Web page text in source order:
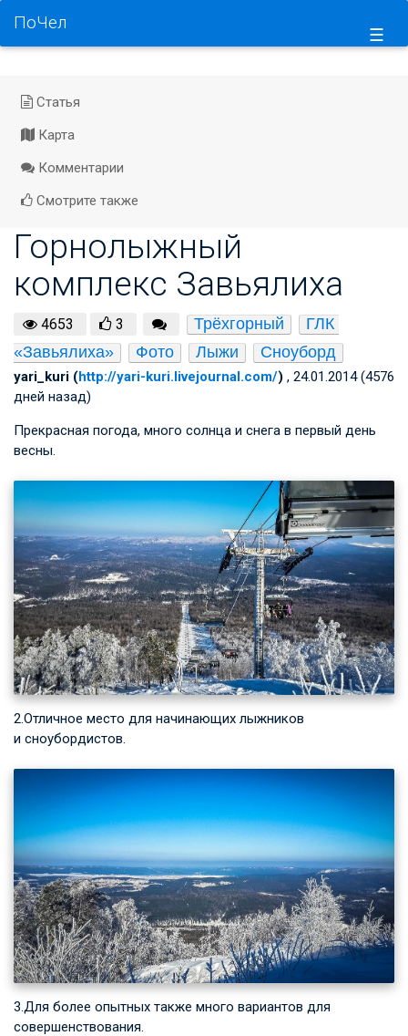
☰
ПоЧел
Статья
Карта
Комментарии
Смотрите также
Горнолыжный
комплекс Завьялиха
4653 3 Трёхгорный
ГЛК
«Завьялиха»
Фото Лыжи Сноуборд
yari_kuri (http://yari-kuri.livejournal.com/) , 24.01.2014 (4576
дней назад)
Прекрасная погода, много солнца и снега в первый день
весны.
2.Отличное место для начинающих лыжников
и сноубордистов.
3.Для более опытных также много вариантов для
совершенствования.